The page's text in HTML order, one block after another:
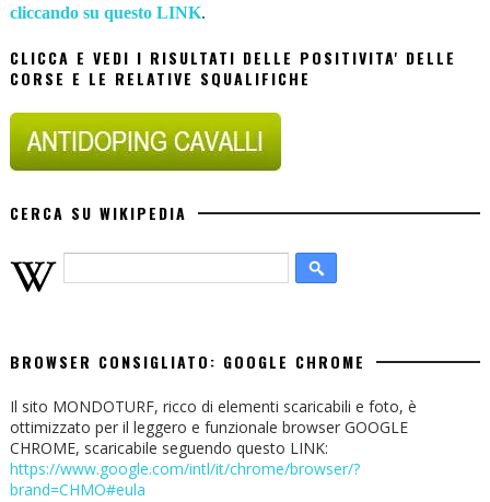
cliccando su questo LINK.
CLICCA E VEDI I RISULTATI DELLE POSITIVITA' DELLE
CORSE E LE RELATIVE SQUALIFICHE
CERCA SU WIKIPEDIA
BROWSER CONSIGLIATO: GOOGLE CHROME
Il sito MONDOTURF, ricco di elementi scaricabili e foto, è
ottimizzato per il leggero e funzionale browser GOOGLE
CHROME, scaricabile seguendo questo LINK:
https://www.google.com/intl/it/chrome/browser/?
brand=CHMO#eula